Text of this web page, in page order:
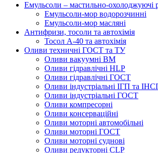
Емульсоли – мастильно-охолоджуючі
Емульсоли-мор водорозчинні
Емульсоли-мор масляні
Антифризи, тосоли та автохімія
Тосол А-40 та автохімія
Оливи техничні ГОСТ та ТУ
Оливи вакуумні ВМ
Оливи гідравлічні HLP
Оливи гідравлічні ГОСТ
Оливи індустріальні ІГП та
Оливи індустріальні ГОСТ
Оливи компресорні
Оливи консерваційні
Оливи моторні автомобільні
Оливи моторні ГОСТ
Оливи моторні суднові
Оливи редукторні CLP